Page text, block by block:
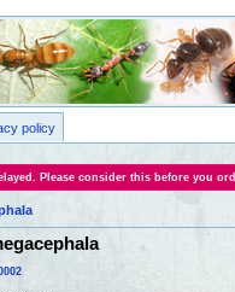
policy
Please consider this before you